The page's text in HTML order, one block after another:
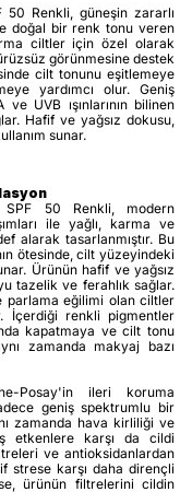
50 Renkli, güneşin zararlı
doğal bir renk tonu veren
ciltler için özel olarak
görünmesine destek
cilt tonunu eşitlemeye
yardımcı olur. Geniş
UVB ışınlarının bilinen
Hafif ve yağsız dokusu,
sunar.
SPF 50 Renkli, modern
ile yağlı, karma ve
alarak tasarlanmıştır. Bu
ötesinde, cilt yüzeyindeki
Ürünün hafif ve yağsız
tazelik ve ferahlık sağlar.
parlama eğilimi olan ciltler
İçerdiği renkli pigmentler
kapatmaya ve cilt tonu
zamanda makyaj bazı
Posay'in ileri koruma
geniş spektrumlu bir
zamanda hava kirliliği ve
etkenlere karşı da cildi
ve antioksidanlardan
strese karşı daha dirençli
ürünün filtrelerini cildin